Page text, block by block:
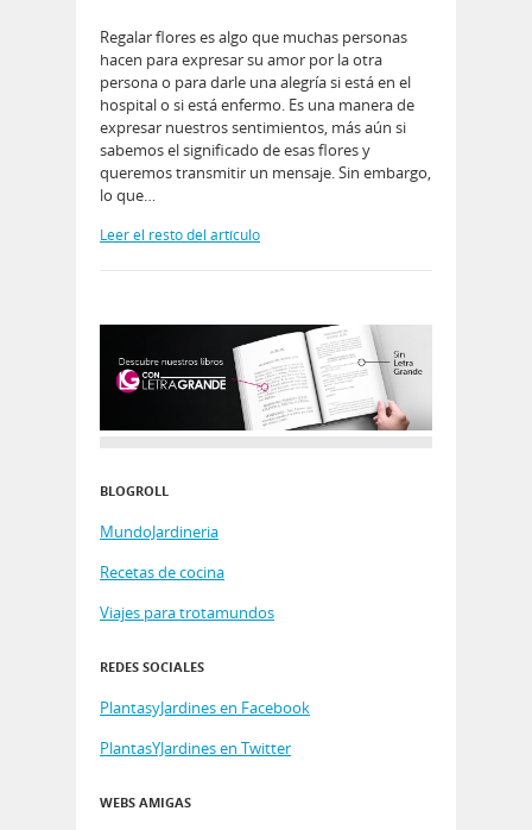
Regalar flores es algo que muchas personas
hacen para expresar su amor por la otra
persona o para darle una alegría si está en el
hospital o si está enfermo. Es una manera de
expresar nuestros sentimientos, más aún si
sabemos el significado de esas flores y
queremos transmitir un mensaje. Sin embargo,
lo que…
Leer el resto del artículo
BLOGROLL
MundoJardineria
Recetas de cocina
Viajes para trotamundos
REDES SOCIALES
PlantasyJardines en Facebook
PlantasYJardines en Twitter
WEBS AMIGAS